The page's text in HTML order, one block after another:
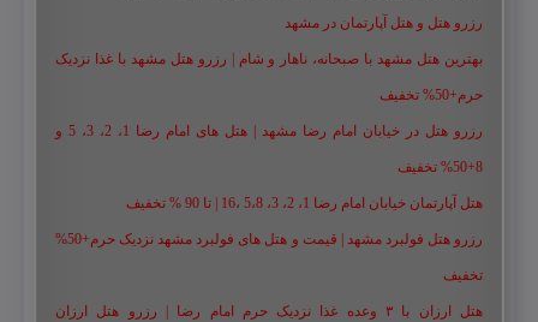
رزرو هتل و هتل آپارتمان در مشهد
بهترین هتل مشهد با صبحانه، ناهار و شام | رزرو هتل مشهد با غذا نزدیک
حرم+50% تخفیف
رزرو هتل در خیابان امام رضا مشهد | هتل‌ های امام رضا 1، 2، 3، 5 و
8+50% تخفیف
هتل آپارتمان خیابان امام رضا 1، 2، 3، 5،8 ،16 | تا 90 % تخفیف
رزرو هتل فولبرد مشهد | قیمت و هتل های فولبرد مشهد نزدیک حرم+50%
تخفیف
هتل ارزان با ۳ وعده غذا نزدیک حرم امام رضا | رزرو هتل ارزان